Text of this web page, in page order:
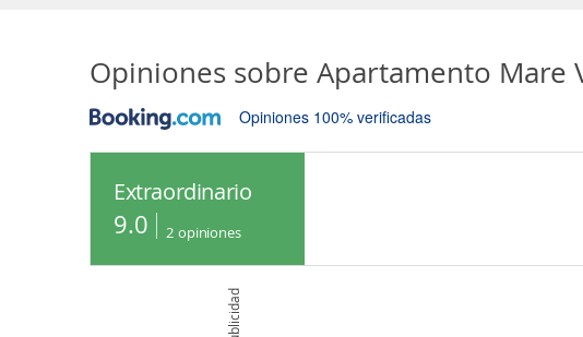
Opiniones sobre Apartamento Mare
Opiniones 100% verificadas
Extraordinario
9.0 2 opiniones
Publicidad